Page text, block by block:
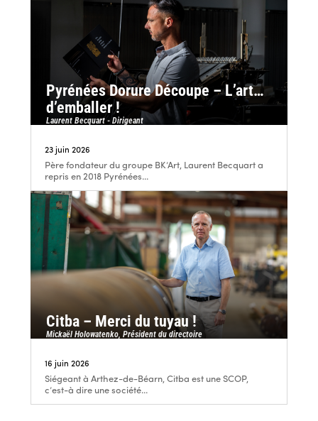
Pyrénées Dorure Découpe – L’art…
d’emballer !
Laurent Becquart - Dirigeant
23 juin 2026
Père fondateur du groupe BK’Art, Laurent Becquart a
repris en 2018 Pyrénées...
Citba – Merci du tuyau !
Mickaël Holowatenko, Président du directoire
16 juin 2026
Siégeant à Arthez-de-Béarn, Citba est une SCOP,
c’est-à dire une société...